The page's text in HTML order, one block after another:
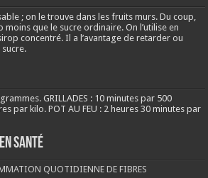
; on le trouve dans les fruits murs. Du coup,
moins que le sucre ordinaire. On l’utilise en
concentré. Il a l’avantage de retarder ou
sucre.
GRILLADES : 10 minutes par 500
par kilo. POT AU FEU : 2 heures 30 minutes par
santé
QUOTIDIENNE DE FIBRES